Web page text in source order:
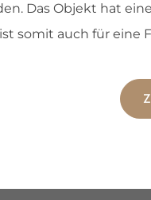
Das Objekt hat
somit auch für eine